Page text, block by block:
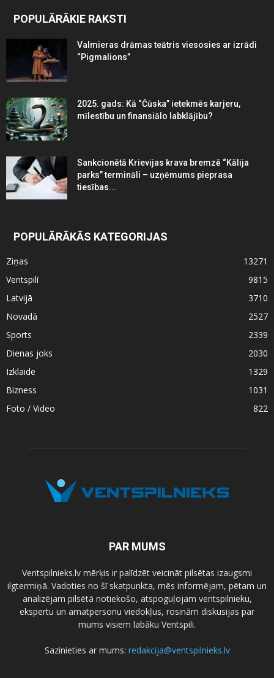
POPULĀRĀKIE RAKSTI
Valmieras drāmas teātris viesosies ar izrādi
“Pigmalions”
2025. gads: Kā “Čūska” ietekmēs karjeru,
mīlestību un finansiālo labklājību?
Sankcionētā Krievijas krava bremzē “Kālija
parks” termināli – uzņēmums pieprasa
tiesības...
POPULĀRĀKĀS KATEGORIJAS
Ziņas
13271
Ventspilī
9815
Latvijā
3710
Novadā
2527
Sports
2339
Dienas joks
2030
Izklaide
1329
Bizness
1031
Foto / Video
822
PAR MUMS
Ventspilnieks.lv mērķis ir palīdzēt veicināt pilsētas izaugsmi
ilgtermiņā. Vadoties no šī skatpunkta, mēs informējam, pētam un
analizējam pilsētā notiekošo, atspoguļojam ventspilnieku,
ekspertu un amatpersonu viedokļus, rosinām diskusijas par
mums visiem labāku Ventspili.
Sazinieties ar mums: redakcija@ventspilnieks.lv